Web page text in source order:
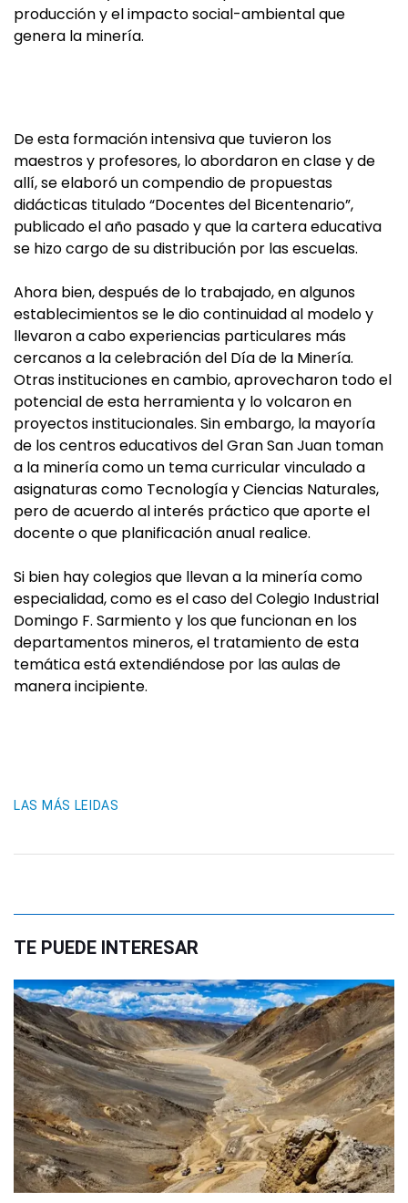
producción y el impacto social-ambiental que
genera la minería.
De esta formación intensiva que tuvieron los
maestros y profesores, lo abordaron en clase y de
allí, se elaboró un compendio de propuestas
didácticas titulado “Docentes del Bicentenario”,
publicado el año pasado y que la cartera educativa
se hizo cargo de su distribución por las escuelas.
Ahora bien, después de lo trabajado, en algunos
establecimientos se le dio continuidad al modelo y
llevaron a cabo experiencias particulares más
cercanos a la celebración del Día de la Minería.
Otras instituciones en cambio, aprovecharon todo el
potencial de esta herramienta y lo volcaron en
proyectos institucionales. Sin embargo, la mayoría
de los centros educativos del Gran San Juan toman
a la minería como un tema curricular vinculado a
asignaturas como Tecnología y Ciencias Naturales,
pero de acuerdo al interés práctico que aporte el
docente o que planificación anual realice.
Si bien hay colegios que llevan a la minería como
especialidad, como es el caso del Colegio Industrial
Domingo F. Sarmiento y los que funcionan en los
departamentos mineros, el tratamiento de esta
temática está extendiéndose por las aulas de
manera incipiente.
LAS MÁS LEIDAS
TE PUEDE INTERESAR